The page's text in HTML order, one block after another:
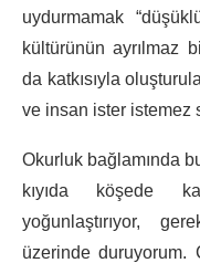
uydurmamak
kültürünün ayrılmaz
da katkısıyla
ve insan ister istemez
Okurluk bağlamında
kıyıda köşede
yoğunlaştırıyor,
üzerinde duruyorum.